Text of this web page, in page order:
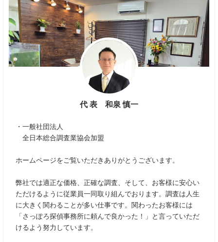
代 表 和泉 慎一
・一般社団法人
全日本総合調査業協会加盟
ホームページをご覧いただきありがとうございます。
弊社では適正な価格、正確な調査、そして、お客様に安心い
ただけるように従業員一同取り組んでおります。調査は人生
に大きく関わることが多い仕事です。関わったお客様には
「さっぽろ探偵事務所に頼んで良かった！」と言っていただ
けるよう努力しています。